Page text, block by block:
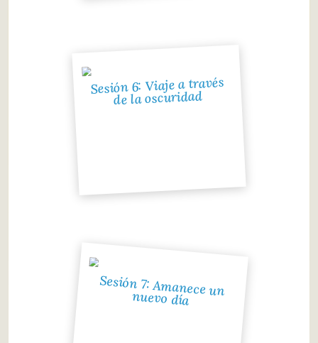
Sesión 6: Viaje a través
de la oscuridad
Sesión 7: Amanece un
nuevo día